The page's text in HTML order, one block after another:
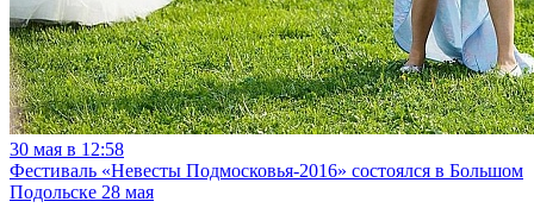
30 мая в 12:58
Фестиваль «Невесты Подмосковья-2016» состоялся в Большом
Подольске 28 мая